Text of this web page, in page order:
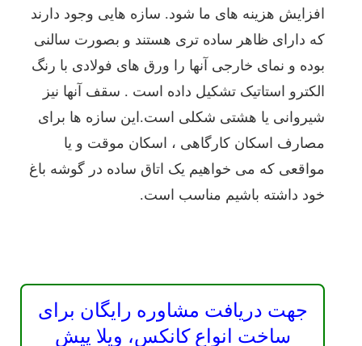
افزایش هزینه های ما شود. سازه هایی وجود دارند
که دارای ظاهر ساده تری هستند و بصورت سالنی
بوده و نمای خارجی آنها را ورق های فولادی با رنگ
الکترو استاتیک تشکیل داده است . سقف آنها نیز
شیروانی یا هشتی شکلی است.این سازه ها برای
مصارف اسکان کارگاهی ، اسکان موقت و یا
مواقعی که می خواهیم یک اتاق ساده در گوشه باغ
خود داشته باشیم مناسب است.
جهت دریافت مشاوره رایگان برای
ساخت انواع کانکس، ویلا پیش